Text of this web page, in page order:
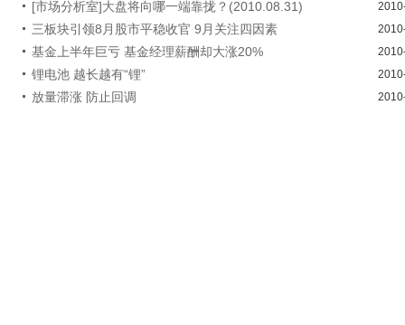
[市场分析室]大盘将向哪一端靠拢？(2010.08.31)
三板块引领8月股市平稳收官 9月关注四因素
基金上半年巨亏 基金经理薪酬却大涨20%
锂电池 越长越有“锂”
放量滞涨 防止回调